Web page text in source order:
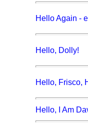
Hello Again -
Hello, Dolly!
Hello, Frisco,
Hello, I Am